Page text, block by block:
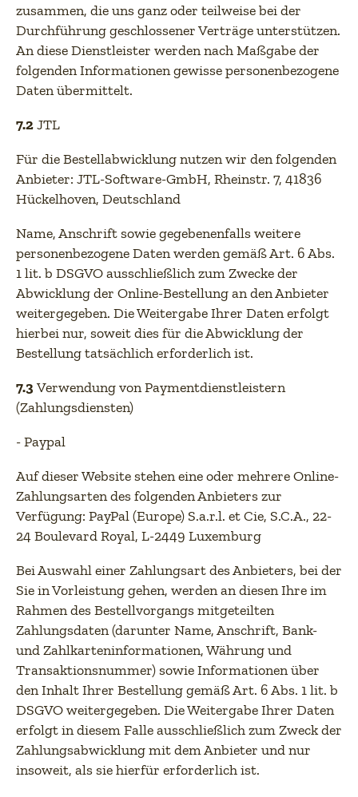
zusammen, die uns ganz oder teilweise bei der
Durchführung geschlossener Verträge unterstützen.
An diese Dienstleister werden nach Maßgabe der
folgenden Informationen gewisse personenbezogene
Daten übermittelt.
7.2JTL
Für die Bestellabwicklung nutzen wir den folgenden
Anbieter: JTL-Software-GmbH, Rheinstr. 7, 41836
Hückelhoven, Deutschland
Name, Anschrift sowie gegebenenfalls weitere
personenbezogene Daten werden gemäß Art. 6 Abs.
1 lit. b DSGVO ausschließlich zum Zwecke der
Abwicklung der Online-Bestellung an den Anbieter
weitergegeben. Die Weitergabe Ihrer Daten erfolgt
hierbei nur, soweit dies für die Abwicklung der
Bestellung tatsächlich erforderlich ist.
7.3 Verwendung von Paymentdienstleistern
(Zahlungsdiensten)
- Paypal
Auf dieser Website stehen eine oder mehrere Online-
Zahlungsarten des folgenden Anbieters zur
Verfügung: PayPal (Europe) S.a.r.l. et Cie, S.C.A., 22-
24 Boulevard Royal, L-2449 Luxemburg
Bei Auswahl einer Zahlungsart des Anbieters, bei der
Sie in Vorleistung gehen, werden an diesen Ihre im
Rahmen des Bestellvorgangs mitgeteilten
Zahlungsdaten (darunter Name, Anschrift, Bank-
und Zahlkarteninformationen, Währung und
Transaktionsnummer) sowie Informationen über
den Inhalt Ihrer Bestellung gemäß Art. 6 Abs. 1 lit. b
DSGVO weitergegeben. Die Weitergabe Ihrer Daten
erfolgt in diesem Falle ausschließlich zum Zweck der
Zahlungsabwicklung mit dem Anbieter und nur
insoweit, als sie hierfür erforderlich ist.